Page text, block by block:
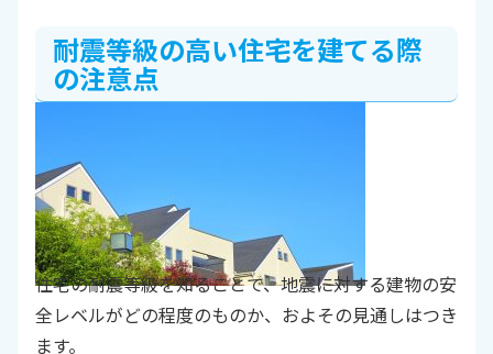
耐震等級の高い住宅を建てる際
の注意点
住宅の耐震等級を知ることで、地震に対する建物の安
全レベルがどの程度のものか、およその見通しはつき
ます。